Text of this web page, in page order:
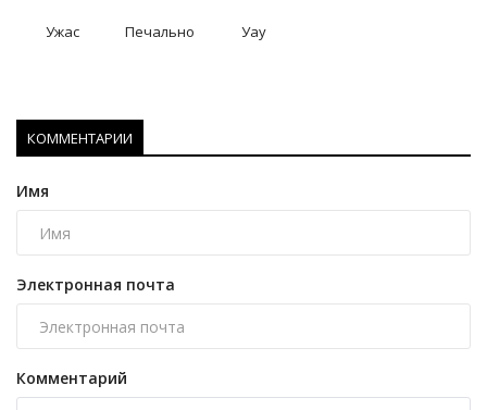
Ужас Печально Уау
КОММЕНТАРИИ
Имя
Электронная почта
Комментарий